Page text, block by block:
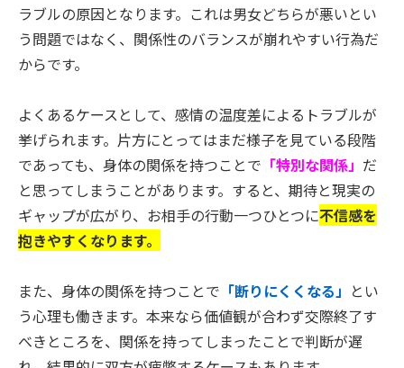
ラブルの原因となります。これは男女どちらが悪いとい
う問題ではなく、関係性のバランスが崩れやすい行為だ
からです。
よくあるケースとして、感情の温度差によるトラブルが
挙げられます。片方にとってはまだ様子を見ている段階
であっても、身体の関係を持つことで 「特別な関係」 だ
と思ってしまうことがあります。すると、期待と現実の
ギャップが広がり、お相手の行動一つひとつに不信感を
抱きやすくなります。
また、身体の関係を持つことで 「断りにくくなる」 とい
う心理も働きます。本来なら価値観が合わず交際終了す
べきところを、関係を持ってしまったことで判断が遅